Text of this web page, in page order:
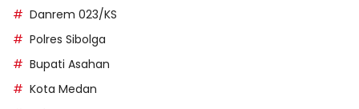
Danrem 023/KS
Polres Sibolga
Bupati Asahan
Kota Medan